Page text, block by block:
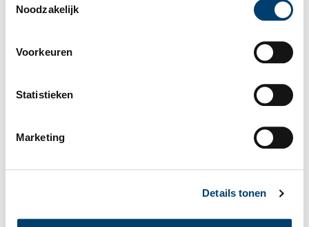
Noodzakelijk
Voorkeuren
Statistieken
Marketing
Details tonen